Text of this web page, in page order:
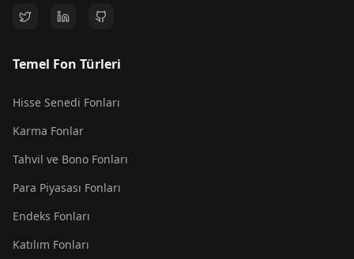
Temel Fon Türleri
Hisse Senedi Fonları
Karma Fonlar
Tahvil ve Bono Fonları
Para Piyasası Fonları
Endeks Fonları
Katılım Fonları